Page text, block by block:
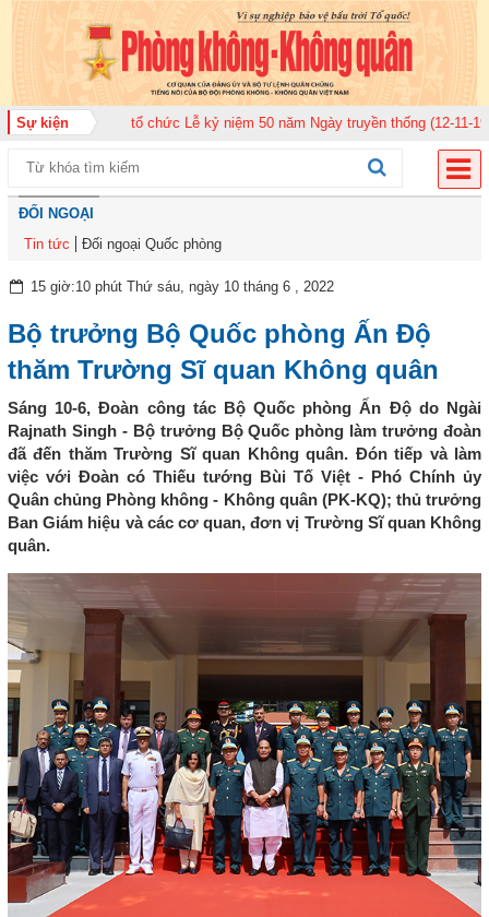
Sự kiện
quân 920 tổ chức Lễ kỷ niệm 50 năm Ngày truyền thống (12-11-1975/12-
ĐỐI NGOẠI
Tin tức
Đối ngoại Quốc phòng
15 giờ:10 phút Thứ sáu, ngày 10 tháng 6 , 2022
Bộ trưởng Bộ Quốc phòng Ấn Độ
thăm Trường Sĩ quan Không quân
Sáng 10-6, Đoàn công tác Bộ Quốc phòng Ấn Độ do Ngài
Rajnath Singh - Bộ trưởng Bộ Quốc phòng làm trưởng đoàn
đã đến thăm Trường Sĩ quan Không quân. Đón tiếp và làm
việc với Đoàn có Thiếu tướng Bùi Tố Việt - Phó Chính ủy
Quân chủng Phòng không - Không quân (PK-KQ); thủ trưởng
Ban Giám hiệu và các cơ quan, đơn vị Trường Sĩ quan Không
quân.